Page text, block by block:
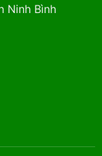
Ninh Bình